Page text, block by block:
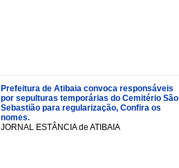
Prefeitura de Atibaia convoca responsáveis
por sepulturas temporárias do Cemitério São
Sebastião para regularização, Confira os
nomes.
JORNAL ESTÂNCIA de ATIBAIA